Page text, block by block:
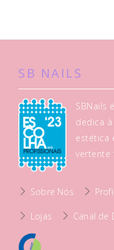
SB NAILS
SBNails
dedica
estética
vertente
Sobre Nós
Lojas Canal de